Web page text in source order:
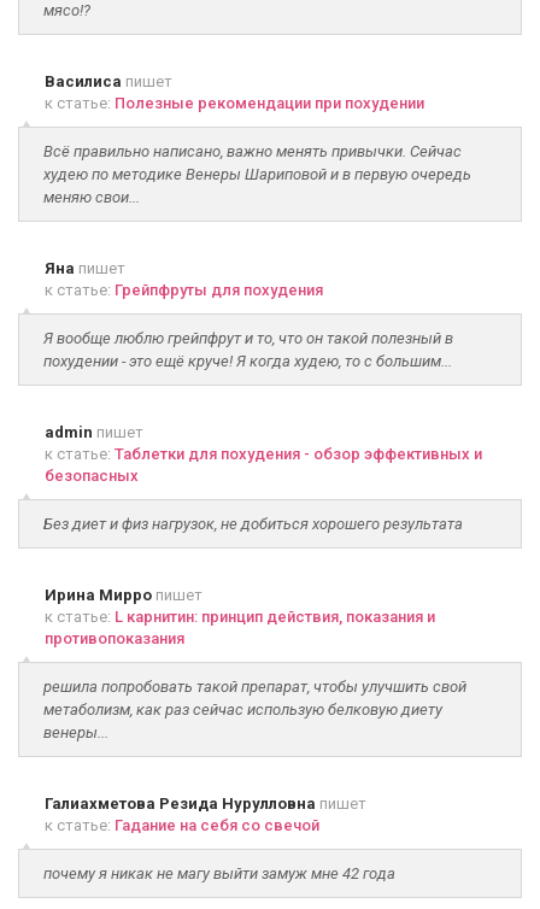
мясо!?
Василиса пишет
к статье: Полезные рекомендации при похудении
Всё правильно написано, важно менять привычки. Сейчас
худею по методике Венеры Шариповой и в первую очередь
меняю свои...
Яна пишет
к статье: Грейпфруты для похудения
Я вообще люблю грейпфрут и то, что он такой полезный в
похудении - это ещё круче! Я когда худею, то с большим...
admin пишет
к статье: Таблетки для похудения - обзор эффективных и
безопасных
Без диет и физ нагрузок, не добиться хорошего результата
Ирина Мирро пишет
к статье: L карнитин: принцип действия, показания и
противопоказания
решила попробовать такой препарат, чтобы улучшить свой
метаболизм, как раз сейчас использую белковую диету
венеры...
Галиахметова Резида Нурулловна пишет
к статье: Гадание на себя со свечой
почему я никак не магу выйти замуж мне 42 года